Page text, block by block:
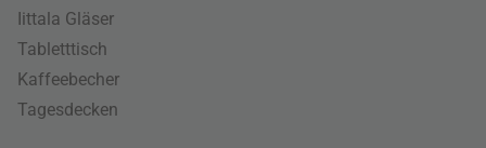
Iittala Gläser
Tabletttisch
Kaffeebecher
Tagesdecken